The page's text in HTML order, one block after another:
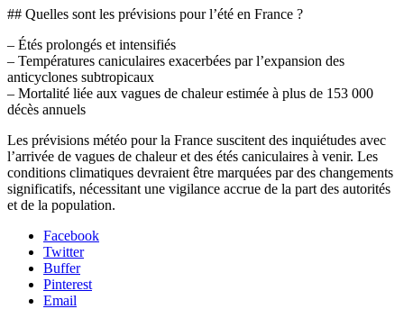
## Quelles sont les prévisions pour l’été en France ?
– Étés prolongés et intensifiés
– Températures caniculaires exacerbées par l’expansion des
anticyclones subtropicaux
– Mortalité liée aux vagues de chaleur estimée à plus de 153 000
décès annuels
Les prévisions météo pour la France suscitent des inquiétudes avec
l’arrivée de vagues de chaleur et des étés caniculaires à venir. Les
conditions climatiques devraient être marquées par des changements
significatifs, nécessitant une vigilance accrue de la part des autorités
et de la population.
Facebook
Twitter
Buffer
Pinterest
Email